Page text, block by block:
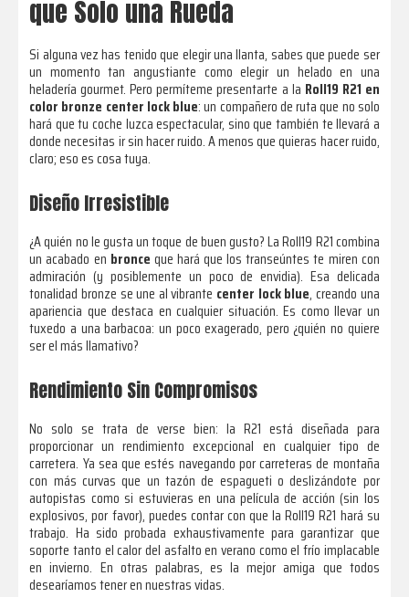
que Solo una Rueda
Si alguna vez has tenido que elegir una llanta, sabes que puede ser
un momento tan angustiante como elegir un helado en una
heladería gourmet. Pero permíteme presentarte a la Roll19 R21 en
color bronze center lock blue: un compañero de ruta que no solo
hará que tu coche luzca espectacular, sino que también te llevará a
donde necesitas ir sin hacer ruido. A menos que quieras hacer ruido,
claro; eso es cosa tuya.
Diseño Irresistible
¿A quién no le gusta un toque de buen gusto? La Roll19 R21 combina
un acabado en bronce que hará que los transeúntes te miren con
admiración (y posiblemente un poco de envidia). Esa delicada
tonalidad bronze se une al vibrante center lock blue, creando una
apariencia que destaca en cualquier situación. Es como llevar un
tuxedo a una barbacoa: un poco exagerado, pero ¿quién no quiere
ser el más llamativo?
Rendimiento Sin Compromisos
No solo se trata de verse bien: la R21 está diseñada para
proporcionar un rendimiento excepcional en cualquier tipo de
carretera. Ya sea que estés navegando por carreteras de montaña
con más curvas que un tazón de espagueti o deslizándote por
autopistas como si estuvieras en una película de acción (sin los
explosivos, por favor), puedes contar con que la Roll19 R21 hará su
trabajo. Ha sido probada exhaustivamente para garantizar que
soporte tanto el calor del asfalto en verano como el frío implacable
en invierno. En otras palabras, es la mejor amiga que todos
desearíamos tener en nuestras vidas.